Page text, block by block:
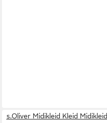
s.Oliver Midikleid Kleid Midikleid